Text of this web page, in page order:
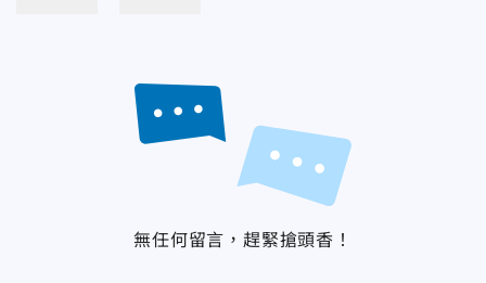
無任何留言，趕緊搶頭香！